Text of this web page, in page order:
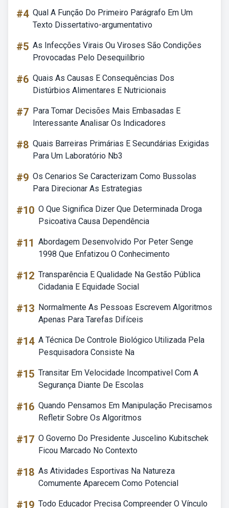
#4 Qual A Função Do Primeiro Parágrafo Em Um
Texto Dissertativo-argumentativo
#5 As Infecções Virais Ou Viroses São Condições
Provocadas Pelo Desequilíbrio
#6 Quais As Causas E Consequências Dos
Distúrbios Alimentares E Nutricionais
#7 Para Tomar Decisões Mais Embasadas E
Interessante Analisar Os Indicadores
#8 Quais Barreiras Primárias E Secundárias Exigidas
Para Um Laboratório Nb3
#9 Os Cenarios Se Caracterizam Como Bussolas
Para Direcionar As Estrategias
#10 O Que Significa Dizer Que Determinada Droga
Psicoativa Causa Dependência
#11 Abordagem Desenvolvido Por Peter Senge
1998 Que Enfatizou O Conhecimento
#12 Transparência E Qualidade Na Gestão Pública
Cidadania E Equidade Social
#13 Normalmente As Pessoas Escrevem Algoritmos
Apenas Para Tarefas Difíceis
#14 A Técnica De Controle Biológico Utilizada Pela
Pesquisadora Consiste Na
#15 Transitar Em Velocidade Incompativel Com A
Segurança Diante De Escolas
#16 Quando Pensamos Em Manipulação Precisamos
Refletir Sobre Os Algoritmos
#17 O Governo Do Presidente Juscelino Kubitschek
Ficou Marcado No Contexto
#18 As Atividades Esportivas Na Natureza
Comumente Aparecem Como Potencial
#19 Todo Educador Precisa Compreender O Vínculo